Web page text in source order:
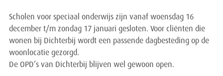
Scholen voor speciaal onderwijs zijn vanaf woensdag 16
december t/m zondag 17 januari gesloten. Voor cliënten die
wonen bij Dichterbij wordt een passende dagbesteding op de
woonlocatie gezorgd.
De OPD’s van Dichterbij blijven wel gewoon open.